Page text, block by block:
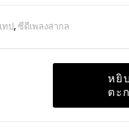
ทป,ซีดีเพลงสากล
หยิ
ตะ